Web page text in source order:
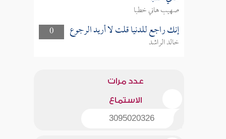
صهيب هاني خطبا
0
إنك راجع للدنيا قلت لا أريد الرجوع
خالد الراشد
عدد مرات
الاستماع
3095020326